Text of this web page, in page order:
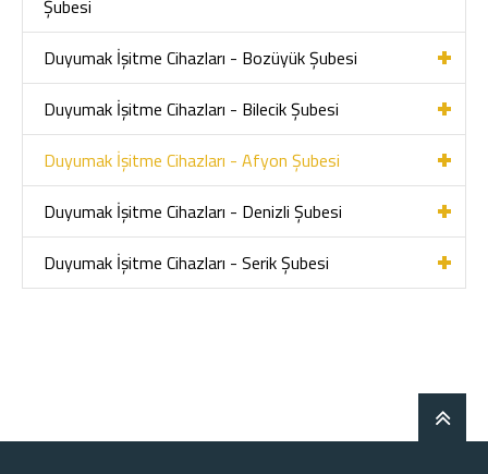
Şubesi
Duyumak İşitme Cihazları - Bozüyük Şubesi
Duyumak İşitme Cihazları - Bilecik Şubesi
Duyumak İşitme Cihazları - Afyon Şubesi
Duyumak İşitme Cihazları - Denizli Şubesi
Duyumak İşitme Cihazları - Serik Şubesi